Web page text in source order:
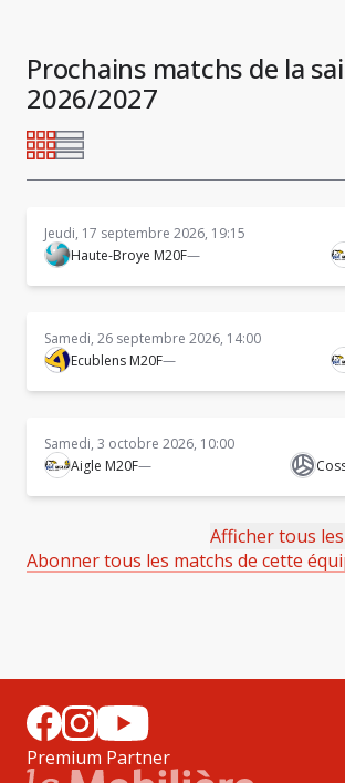
Prochains matchs de la
2026/2027
Jeudi, 17 septembre 2026, 19:15
Haute-Broye M20F—
Samedi, 26 septembre 2026, 14:00
Ecublens M20F—
Samedi, 3 octobre 2026, 10:00
Aigle M20F—
Afficher tous
Abonner tous les matchs de cette
Premium Partner